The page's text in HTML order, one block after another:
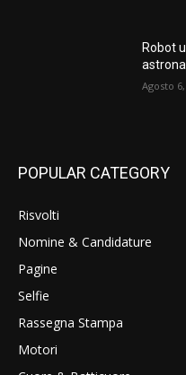
Robot
Agosto
POPULAR CATEGORY
Risvolti
Nomine & Candidature
Pagine
Selfie
Rassegna Stampa
Motori